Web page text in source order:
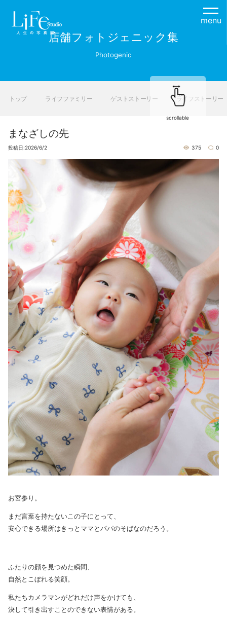
menu
店舗フォトジェニック集
Photogenic
トップ ライフファミリー ゲストストーリー ライフストーリー
scrollable
まなざしの先
投稿日:2026/6/2 375 0
お宮参り。
まだ言葉を持たないこの子にとって、
安心できる場所はきっとママとパパのそばなのだろう。
ふたりの顔を見つめた瞬間、
自然とこぼれる笑顔。
私たちカメラマンがどれだけ声をかけても、
決して引き出すことのできない表情がある。